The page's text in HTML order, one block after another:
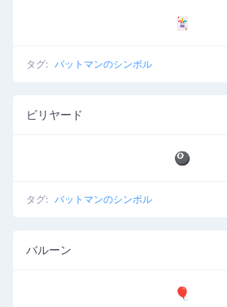
🃏
タグ: バットマンのシンボル
ビリヤード
🎱
タグ: バットマンのシンボル
バルーン
🎈